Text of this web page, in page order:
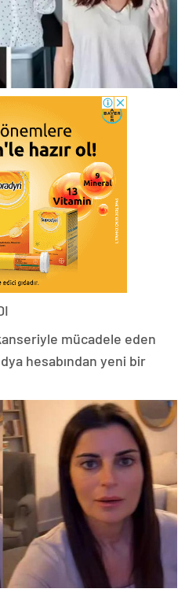
mücadele eden
hesabından yeni bir